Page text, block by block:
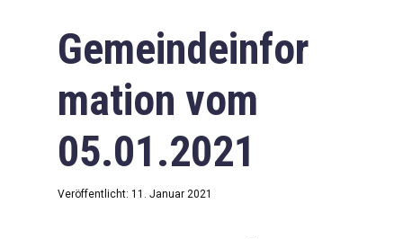
Gemeindeinfor
mation vom
05.01.2021
Veröffentlicht: 11. Januar 2021